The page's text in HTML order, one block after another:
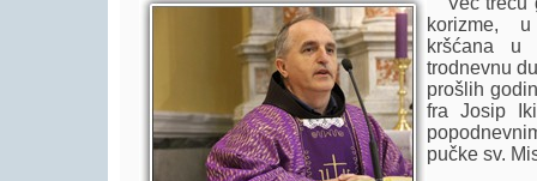
korizme,
kršćana u
trodnevnu
prošlih
fra Josip
pučke sv.